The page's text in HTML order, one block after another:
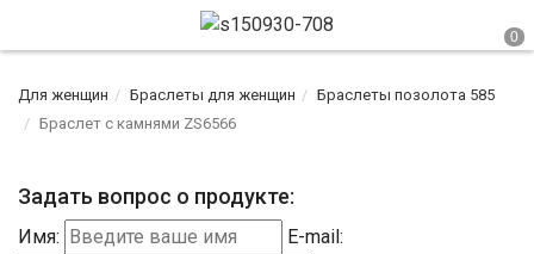
Для женщин Браслеты для женщин
Браслеты позолота 585
Браслет с камнями ZS6566
Задать вопрос о продукте:
Имя:
E-mail: